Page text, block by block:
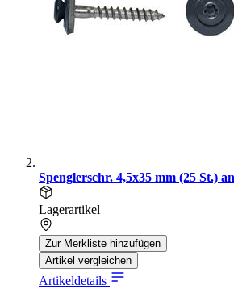
Spenglerschr. 4,5x35 mm (25 St.)
Lagerartikel
Zur Merkliste hinzufügen
Artikel vergleichen
Artikeldetails